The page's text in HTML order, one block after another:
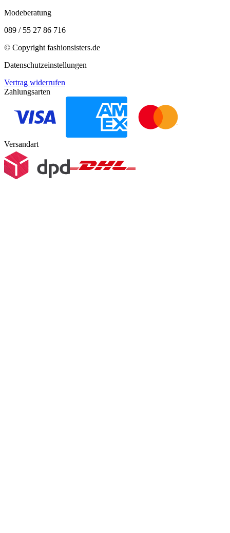
Modeberatung
089 / 55 27 86 716
© Copyright fashionsisters.de
Datenschutzeinstellungen
Vertrag widerrufen
Zahlungsarten
Versandart